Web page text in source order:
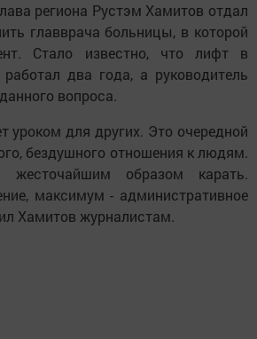
региона Рустэм Хамитов отдал
главврача больницы, в которой
Стало известно, что лифт в
два года, а руководитель
вопроса.
уроком для других. Это очередной
бездушного отношения к людям.
образом карать.
максимум - административное
Хамитов журналистам.